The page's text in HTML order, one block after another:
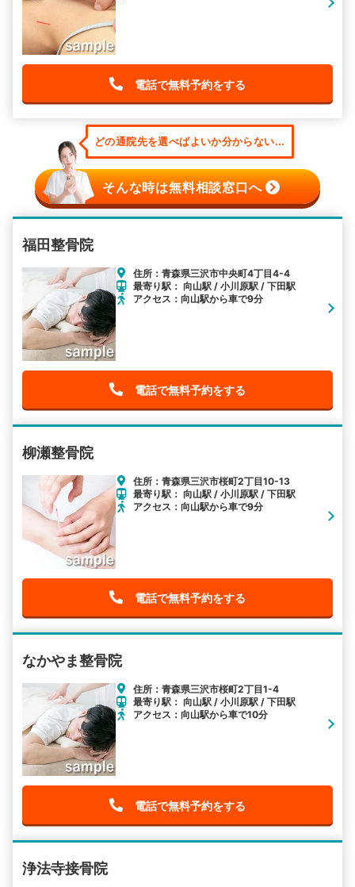
電話で無料予約をする
どの通院先を選べばよいか分からない...
そんな時は無料相談窓口へ
福田整骨院
住所：青森県三沢市中央町4丁目4-4
最寄り駅： 向山駅 / 小川原駅 / 下田駅
アクセス：向山駅から車で9分
電話で無料予約をする
柳瀬整骨院
住所：青森県三沢市桜町2丁目10-13
最寄り駅： 向山駅 / 小川原駅 / 下田駅
アクセス：向山駅から車で9分
電話で無料予約をする
なかやま整骨院
住所：青森県三沢市桜町2丁目1-4
最寄り駅： 向山駅 / 小川原駅 / 下田駅
アクセス：向山駅から車で10分
電話で無料予約をする
浄法寺接骨院